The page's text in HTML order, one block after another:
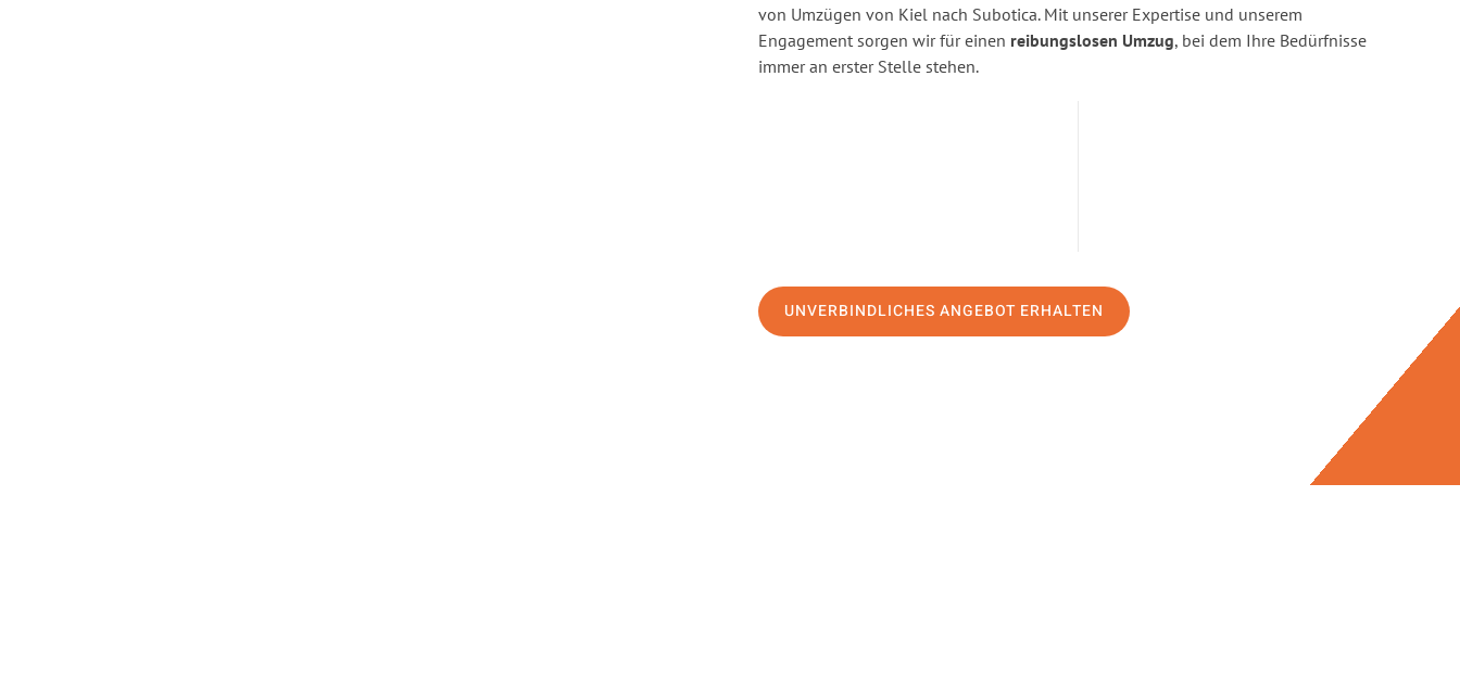
von Umzügen von Kiel nach Subotica. Mit unserer Expertise und unserem
Engagement sorgen wir für einen reibungslosen Umzug, bei dem Ihre Bedürfnisse
immer an erster Stelle stehen.
UNVERBINDLICHES ANGEBOT ERHALTEN